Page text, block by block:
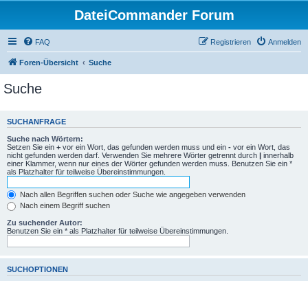
DateiCommander Forum
FAQ Anmelden
Registrieren
Foren-Übersicht Suche
Suche
SUCHANFRAGE
Suche nach Wörtern:
Setzen Sie ein + vor ein Wort, das gefunden werden muss und ein - vor ein Wort, das
nicht gefunden werden darf. Verwenden Sie mehrere Wörter getrennt durch | innerhalb
einer Klammer, wenn nur eines der Wörter gefunden werden muss. Benutzen Sie ein *
als Platzhalter für teilweise Übereinstimmungen.
Nach allen Begriffen suchen oder Suche wie angegeben verwenden
Nach einem Begriff suchen
Zu suchender Autor:
Benutzen Sie ein * als Platzhalter für teilweise Übereinstimmungen.
SUCHOPTIONEN